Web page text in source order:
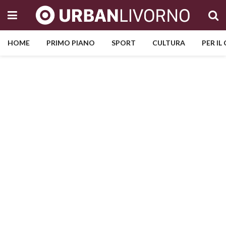
HOME PRIMO PIANO SPORT CULTURA PER